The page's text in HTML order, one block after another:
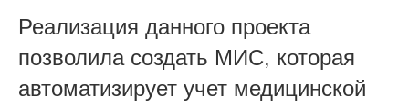
Реализация данного проекта
позволила создать МИС, которая
автоматизирует учет медицинской